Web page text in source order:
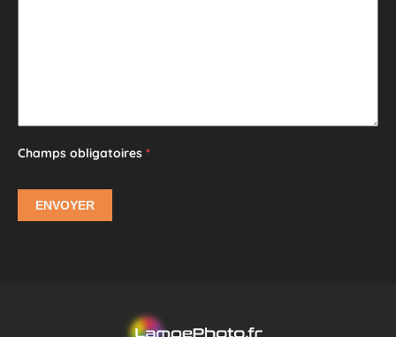
Champs obligatoires *